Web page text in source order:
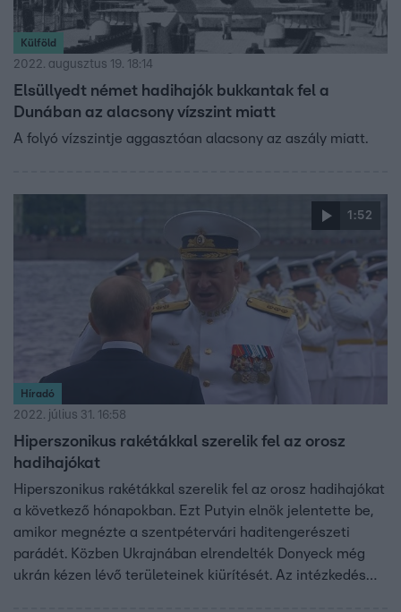
Külföld
2022. augusztus 19. 18:14
Elsüllyedt német hadihajók bukkantak fel a
Dunában az alacsony vízszint miatt
A folyó vízszintje aggasztóan alacsony az aszály miatt.
1:52
Híradó
2022. július 31. 16:58
Hiperszonikus rakétákkal szerelik fel az orosz
hadihajókat
Hiperszonikus rakétákkal szerelik fel az orosz hadihajókat
a következő hónapokban. Ezt Putyin elnök jelentette be,
amikor megnézte a szentpétervári haditengerészeti
parádét. Közben Ukrajnában elrendelték Donyeck még
ukrán kézen lévő területeinek kiürítését. Az intézkedés